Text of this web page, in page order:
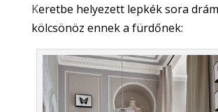
Keretbe helyezett lepkék sora
kölcsönöz ennek a fürdőnek: